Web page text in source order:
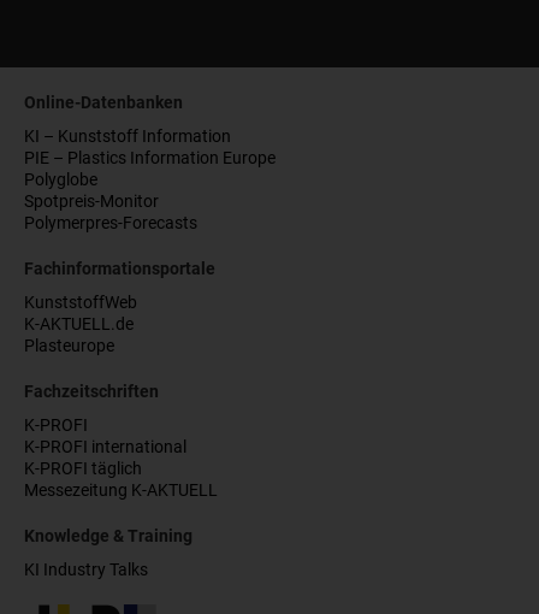
Online-Datenbanken
KI – Kunststoff Information
PIE – Plastics Information Europe
Polyglobe
Spotpreis-Monitor
Polymerpres-Forecasts
Fachinformationsportale
KunststoffWeb
K-AKTUELL.de
Plasteurope
Fachzeitschriften
K-PROFI
K-PROFI international
K-PROFI täglich
Messezeitung K-AKTUELL
Knowledge & Training
KI Industry Talks